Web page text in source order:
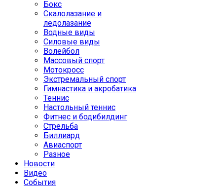
Бокс
Скалолазание и
ледолазание
Водные виды
Силовые виды
Волейбол
Массовый спорт
Мотокросс
Экстремальный спорт
Гимнастика и акробатика
Теннис
Настольный теннис
Фитнес и бодибилдинг
Стрельба
Биллиард
Авиаспорт
Разное
Новости
Видео
События